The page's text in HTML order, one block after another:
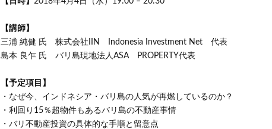
【講師】
三浦 純健 氏 株式会社IIN Indonesia Investment Net 代表
島本 良乍 氏 バリ島現地法人ASA PROPERTY代表
【予定項目】
・なぜ今、インドネシア・バリ島の人気が再燃しているのか？
・利回り15％超物件もあるバリ島の不動産事情
・バリ不動産投資の具体的な手順と留意点